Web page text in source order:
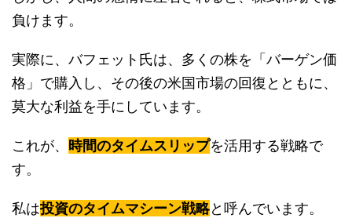
負けます。
実際に、バフェット氏は、多くの株を「バーゲン価
格」で購入し、その後の米国市場の回復とともに、
莫大な利益を手にしています。
これが、 時間のタイムスリップを活用する戦略で
す。
私は投資のタイムマシーン戦略と呼んでいます。